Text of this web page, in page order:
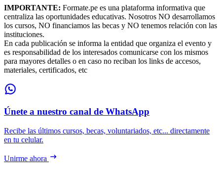
IMPORTANTE: Formate.pe es una plataforma informativa que
centraliza las oportunidades educativas. Nosotros NO desarrollamos
los cursos, NO financiamos las becas y NO tenemos relación con las
instituciones.
En cada publicación se informa la entidad que organiza el evento y
es responsabilidad de los interesados comunicarse con los mismos
para mayores detalles o en caso no reciban los links de accesos,
materiales, certificados, etc
Únete a nuestro canal de WhatsApp
Recibe las últimos cursos, becas, voluntariados, etc... directamente
en tu celular.
Unirme ahora